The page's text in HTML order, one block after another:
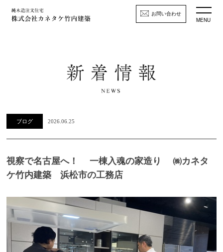
お問い合わせ
MENU
ブログ 2026.06.25
視察で名古屋へ！ 一棟入魂の家造り ㈱カネタ
ケ竹内建築 浜松市の工務店